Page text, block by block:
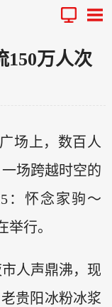
150万人次
场上，数百人
场跨越时空的
：怀念家驹～
举行。
人声鼎沸，现
贵阳冰粉冰浆